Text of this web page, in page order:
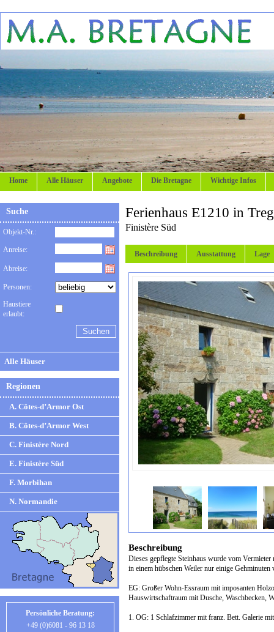
Home Alle Häuser Angebote Die Bretagne Wichtige Infos
Suche
Objekt-Nr.:
Anreise:
Abreise:
Personen:
Haustiere
erlaubt:
Alle Häuser
Regionen
A. Côtes-d’Armor Ost
B. Côtes-d’Armor West
C. Finistère Nord
E. Finistère Süd
F. Morbihan
N. Normandie
Persönliche Beratung:
+49 (0)6081 - 96 13 18
Ferienhaus E1210 in
Finistère Süd
Beschreibung Ausstattung Lage
Beschreibung
Dieses gepflegte Steinhaus wurde vom
in einem hübschen Weiler nur einige Gehminuten
EG: Großer Wohn-Essraum mit imposanten
Hauswirtschaftraum mit Dusche, Waschbecken,
1. OG: 1 Schlafzimmer mit franz. Bett. Galerie